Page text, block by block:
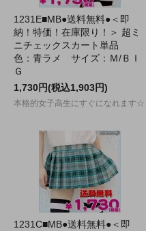
1231E■MB●送料無料●＜即
納！特価！在庫限り！＞ 超ミ
ニチェックスカート単品
色：青ラメ サイズ：Ｍ/ＢＩ
Ｇ
1,730円(税込1,903円)
本格的女子高生にすぐになれます☆
1231C■MB●送料無料●＜即